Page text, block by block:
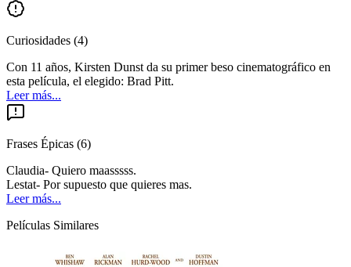
Curiosidades (4)
Con 11 años, Kirsten Dunst da su primer beso cinematográfico en
esta película, el elegido: Brad Pitt.
Leer más...
Frases Épicas (6)
Claudia- Quiero maasssss.
Lestat- Por supuesto que quieres mas.
Leer más...
Películas Similares